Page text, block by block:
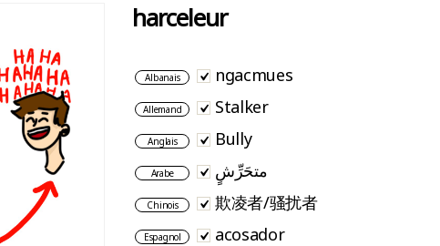
harceleur
Albanais ngacmues
Allemand Stalker
Anglais Bully
Arabe متحَرِّشٍ
Chinois 欺凌者/骚扰者
Espagnol acosador